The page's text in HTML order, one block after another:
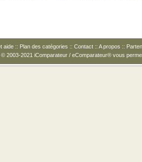
aide :: Plan des catégories :: Contact :: A propos ::
2003-2021 iComparateur / eComparateur® vous